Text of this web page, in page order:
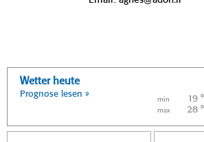
Wetter heute
Prognose lesen »
min 19 °
max 28 °